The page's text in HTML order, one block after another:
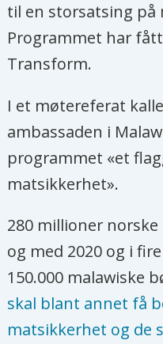
til en storsatsing på
Programmet har
Transform.
I et møtereferat
ambassaden i
programmet «et
matsikkerhet».
280 millioner
og med 2020 og i
150.000 malawiske
skal blant annet få
matsikkerhet og de